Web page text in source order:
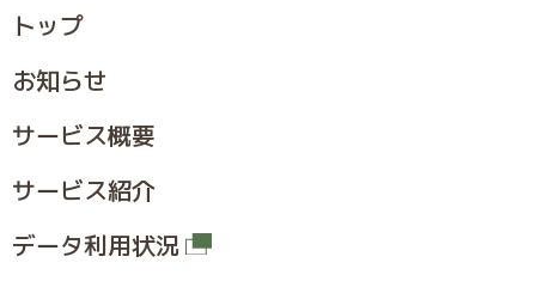
トップ
お知らせ
サービス概要
サービス紹介
データ利用状況